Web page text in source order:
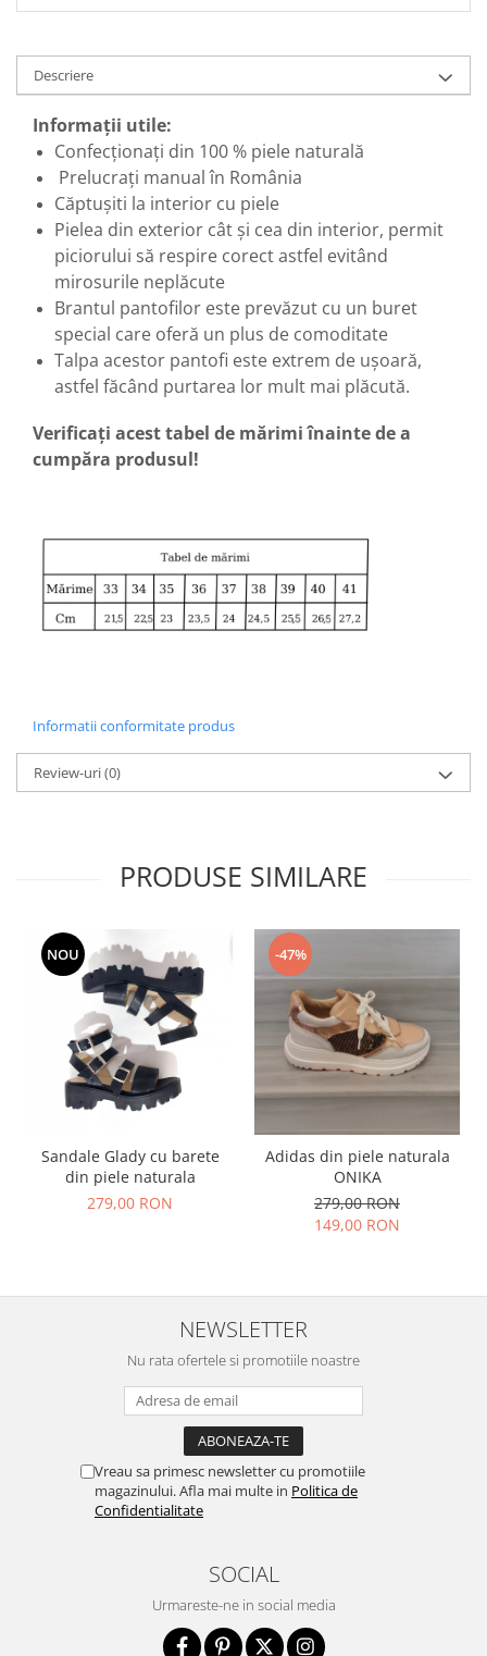
Descriere
Informații utile:
Confecționați din 100 % piele naturală
Prelucrați manual în România
Căptușiti la interior cu piele
Pielea din exterior cât și cea din interior, permit
piciorului să respire corect astfel evitând
mirosurile neplăcute
Brantul pantofilor este prevăzut cu un buret
special care oferă un plus de comoditate
Talpa acestor pantofi este extrem de ușoară,
astfel făcând purtarea lor mult mai plăcută.
Verificați acest tabel de mărimi înainte de a
cumpăra produsul!
Informatii conformitate produs
Review-uri(0)
PRODUSE SIMILARE
NOU
Sandale Glady cu barete
din piele naturala
279,00 RON
-47%
Adidas din piele naturala
ONIKA
279,00 RON
149,00 RON
NEWSLETTER
Nu rata ofertele si promotiile noastre
Vreau sa primesc newsletter cu promotiile
magazinului. Afla mai multe in Politica de
Confidentialitate
SOCIAL
Urmareste-ne in social media